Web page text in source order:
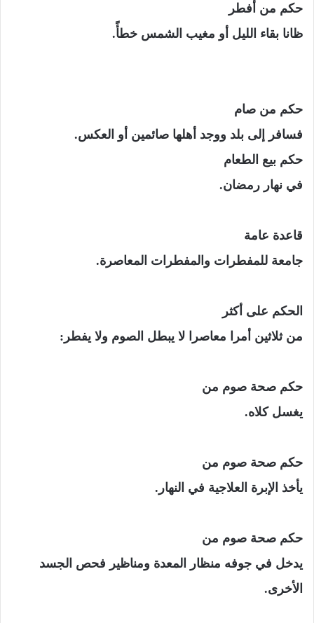
حكم من أفطر
ظانا بقاء الليل أو مغيب الشمس خطأً.
حكم من صام
فسافر إلى بلد ووجد أهلها صائمين أو العكس.
حكم بيع الطعام
في نهار رمضان.
قاعدة عامة
جامعة للمفطرات والمفطرات المعاصرة.
الحكم على أكثر
من ثلاثين أمرا معاصرا لا يبطل الصوم ولا يفطر:
حكم صحة صوم من
يغسل كلاه.
حكم صحة صوم من
يأخذ الإبرة العلاجية في النهار.
حكم صحة صوم من
يدخل في جوفه منظار المعدة ومناظير فحص الجسد
الأخرى.